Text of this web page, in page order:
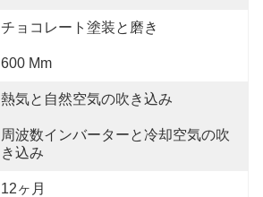
チョコレート塗装と磨き
600 Mm
熱気と自然空気の吹き込み
周波数インバーターと冷却空気の吹
き込み
12ヶ月